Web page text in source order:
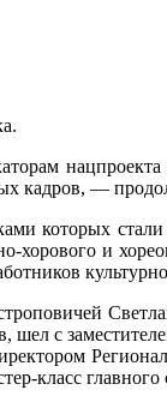
нацпроекта
кадров, —
которых
и
с
класс